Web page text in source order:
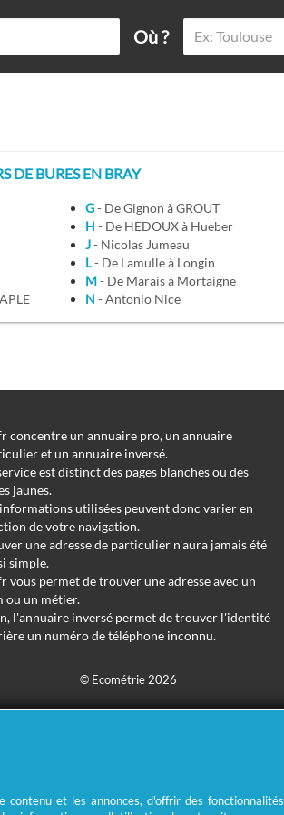
Où ?
DE BURES EN BRAY
G
- De Gignon à GROUT
H
- De HEDOUX à Hueber
J
- Nicolas Jumeau
L
- De Lamulle à Longin
M
- De Marais à Mortaigne
N
- Antonio Nice
concentre un annuaire pro, un annuaire
et un annuaire inversé.
est distinct des pages blanches ou des
jaunes.
informations utilisées peuvent donc varier en
de votre navigation.
une adresse de particulier n'aura jamais été
simple.
vous permet de trouver une adresse avec un
ou un métier.
l'annuaire inversé permet de trouver l'identité
un numéro de téléphone inconnu.
© Ecométrie 2026
et les annonces, d'offrir des fonctionnalités